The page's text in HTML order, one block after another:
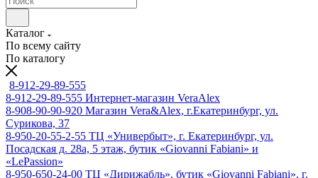
Каталог
По всему сайту
По каталогу
8-912-29-89-555
8-912-29-89-555 Интернет-магазин VeraAlex
8-908-90-90-920 Магазин Vera&Alex, г.Екатеринбург, ул.
Сурикова, 37
8-950-20-55-2-55 ТЦ «Универбыт», г. Екатеринбург, ул.
Посадская д. 28а, 5 этаж, бутик «Giovanni Fabiani» и
«LePassion»
8-950-650-24-00 ТЦ «Дирижабль», бутик «Giovanni Fabiani», г.